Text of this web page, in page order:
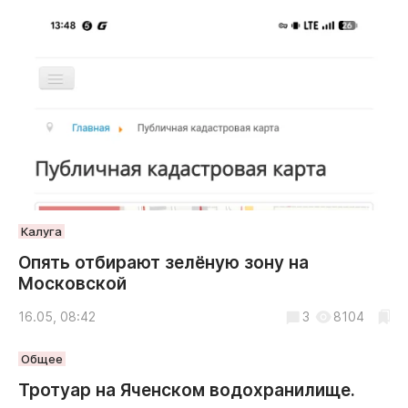
Недвижимость и ЖКХ
Образование
Общество
Праздники
Происшествия
Спорт
Экономика и бизнес
ПРОЕКТЫ
Издания
Медиаперсона
Калуга
Опять отбирают зелёную зону на
Московской
16.05, 08:42 3 8104
Общее
Тротуар на Яченском водохранилище.